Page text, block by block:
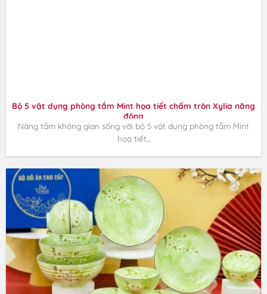
Bộ 5 vật dụng phòng tắm Mint họa tiết chấm tròn Xylia năng
động
Nâng tầm không gian sống với bộ 5 vật dụng phòng tắm Mint
họa tiết...